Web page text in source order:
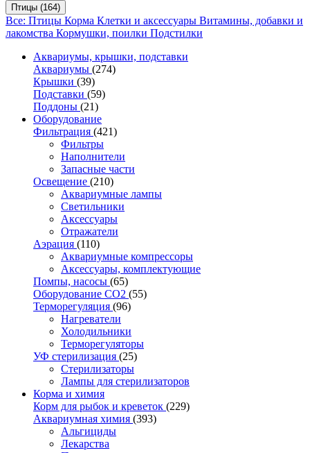
Птицы (164)
Все: Птицы Корма Клетки и аксессуары Витамины, добавки и
лакомства Кормушки, поилки Подстилки
Аквариумы, крышки, подставки
Аквариумы (274)
Крышки (39)
Подставки (59)
Поддоны (21)
Оборудование
Фильтрация (421)
Фильтры
Наполнители
Запасные части
Освещение (210)
Аквариумные лампы
Светильники
Аксессуары
Отражатели
Аэрация (110)
Аквариумные компрессоры
Аксессуары, комплектующие
Помпы, насосы (65)
Оборудование CO2 (55)
Терморегуляция (96)
Нагреватели
Холодильники
Терморегуляторы
УФ стерилизация (25)
Стерилизаторы
Лампы для стерилизаторов
Корма и химия
Корм для рыбок и креветок (229)
Аквариумная химия (393)
Альгициды
Лекарства